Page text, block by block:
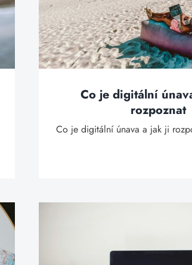
Co je digitální
rozpoznat
Co je digitální únava a jak ji